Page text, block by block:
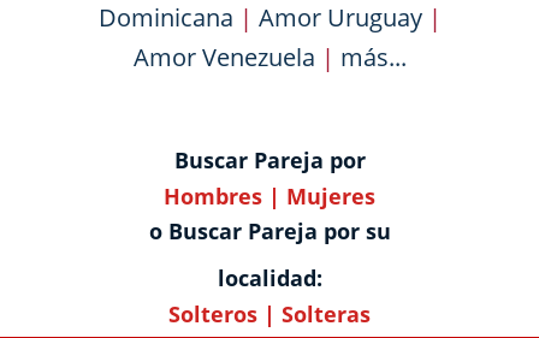
Dominicana | Amor Uruguay|
Amor Venezuela | más...
Buscar Pareja por
Hombres | Mujeres
o Buscar Pareja por su
localidad:
Solteros | Solteras